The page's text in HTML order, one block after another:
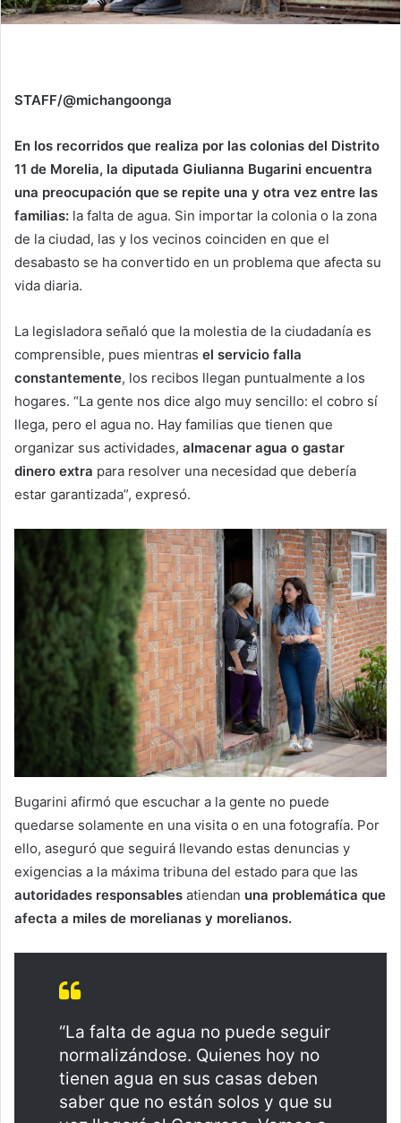
STAFF/@michangoonga
En los recorridos que realiza por las colonias del Distrito
11 de Morelia, la diputada Giulianna Bugarini encuentra
una preocupación que se repite una y otra vez entre las
familias: la falta de agua. Sin importar la colonia o la zona
de la ciudad, las y los vecinos coinciden en que el
desabasto se ha convertido en un problema que afecta su
vida diaria.
La legisladora señaló que la molestia de la ciudadanía es
comprensible, pues mientras el servicio falla
constantemente, los recibos llegan puntualmente a los
hogares. “La gente nos dice algo muy sencillo: el cobro sí
llega, pero el agua no. Hay familias que tienen que
organizar sus actividades, almacenar agua o gastar
dinero extra para resolver una necesidad que debería
estar garantizada”, expresó.
Bugarini afirmó que escuchar a la gente no puede
quedarse solamente en una visita o en una fotografía. Por
ello, aseguró que seguirá llevando estas denuncias y
exigencias a la máxima tribuna del estado para que las
autoridades responsables atiendan una problemática que
afecta a miles de morelianas y morelianos.
“La falta de agua no puede seguir
normalizándose. Quienes hoy no
tienen agua en sus casas deben
saber que no están solos y que su